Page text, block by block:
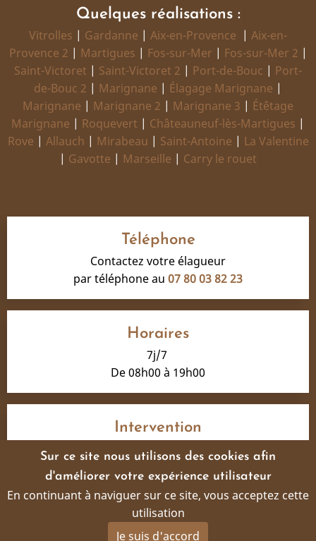
Quelques réalisations :
Vitrolles | Gardanne | Aix-en-Provence | Aix-en-
Provence 2 | Martigues | Fos-sur-Mer | Fos-sur-Mer 2 |
Saint-Victoret | Saint-Victoret 2 | Port-de-Bouc | Port-
de-Bouc 2 | Marignane | Élagage Marignane |
Marignane | Marignane 2 | Marignane 3 | Étêtage
Marignane | Roquevert | Châteauneuf-lès-Martigues |
Rove | Allauch | Mirabeau | Saint-Antoine | La Valentine
| Gavotte | Marseille | Carry le rouet
Téléphone
Contactez votre élagueur
par téléphone au 07 80 03 82 23
Horaires
7j/7
De 08h00 à 19h00
Intervention
Marseille
Mentions légales
Le site a été réalisé parwww.byen.site
Sur ce site nous utilisons des cookies afin
d'améliorer votre expérience utilisateur
En continuant à naviguer sur ce site, vous acceptez cette
utilisation
Je suis d'accord